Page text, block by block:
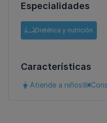
Especialidades
Dietética y nutrición
Características
Atiende a niños